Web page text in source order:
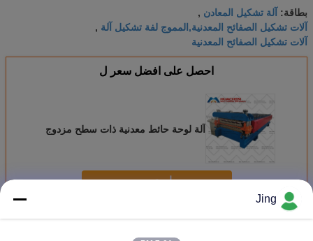
بطاقة: آلة تشكيل المعادن ,
آلات تشكيل الصفائح المعدنية,المموج لفة تشكيل آلة ,
آلات تشكيل الصفائح المعدنية
احصل على افضل سعر ل
آلة لوحة حائط معدنية ذات سطح مزدوج
استمر
أكثرطبقة مزدوجة دحر آلة تشكيل
Jing